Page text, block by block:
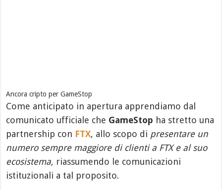
Ancora cripto per GameStop
Come anticipato in apertura apprendiamo dal
comunicato ufficiale che GameStop ha stretto una
partnership con FTX, allo scopo di presentare un
numero sempre maggiore di clienti a FTX e al suo
ecosistema, riassumendo le comunicazioni
istituzionali a tal proposito.